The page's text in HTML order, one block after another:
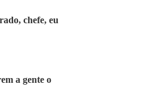
chefe, eu
a gente o